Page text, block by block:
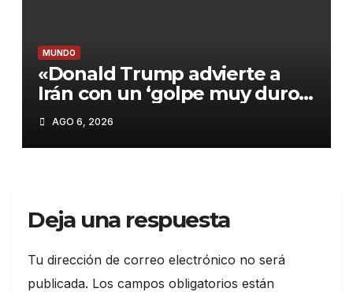
MUNDO
«Donald Trump advierte a
Irán con un ‘golpe muy duro’
si incumple las negociaciones
nucleares»
AGO 6, 2026
Deja una respuesta
Tu dirección de correo electrónico no será
publicada. Los campos obligatorios están